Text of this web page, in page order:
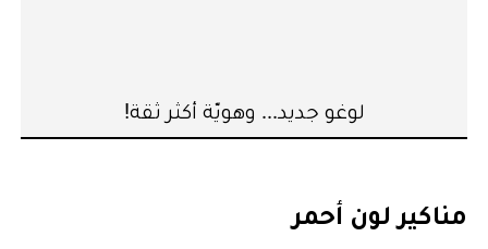
لوغو جديد... وهويّة أكثر ثقة!
مناكير لون أحمر